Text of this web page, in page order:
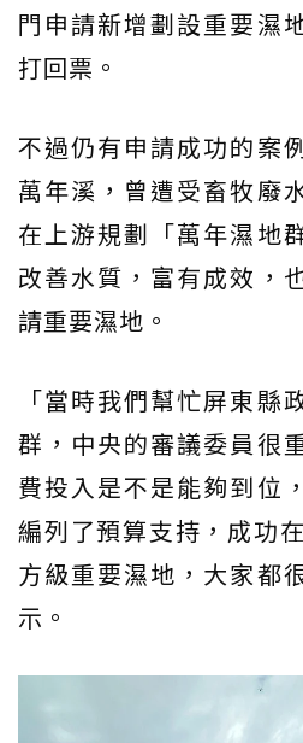
門申請新增劃設重要濕
打回票。
不過仍有申請成功的案
萬年溪，曾遭受畜牧廢
在上游規劃「萬年濕地
改善水質，富有成效，
請重要濕地。
「當時我們幫忙屏東縣
群，中央的審議委員很
費投入是不是能夠到位
編列了預算支持，成功
方級重要濕地，大家都
示。